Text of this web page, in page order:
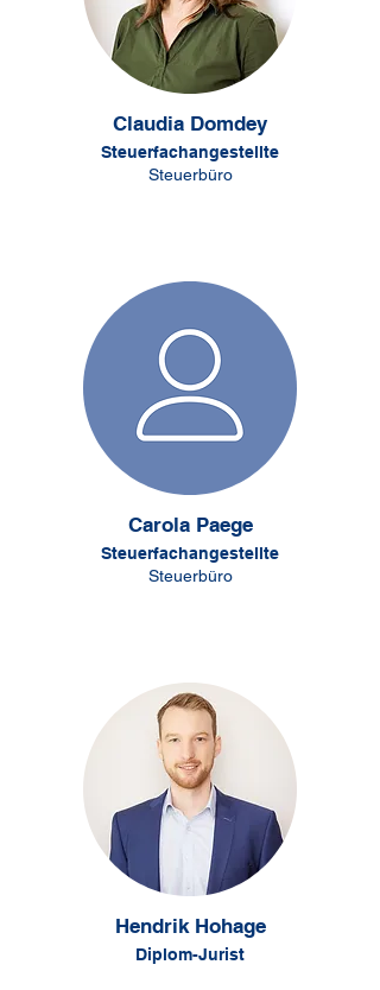
Claudia Domdey
Steuerfachangestellte
Steuerbüro
Carola Paege
Steuerfachangestellte
Steuerbüro
Hendrik Hohage
Diplom-Jurist